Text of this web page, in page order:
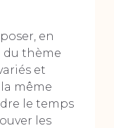
en
du thème
et
même
le temps
les